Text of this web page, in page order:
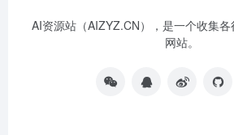
AI资源站（AIZYZ.CN），是一个收集
网站。